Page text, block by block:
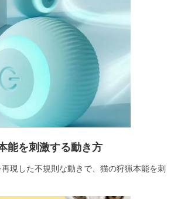
能を刺激する動き方
現した不規則な動きで、猫の狩猟本能を刺